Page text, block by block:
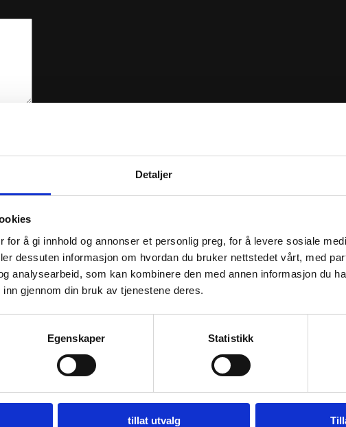
Detaljer
for å gi innhold og annonser et personlig preg, for å levere sosiale
dessuten informasjon om hvordan du bruker nettstedet vårt, med
analysearbeid, som kan kombinere den med annen informasjon du
gjennom din bruk av tjenestene deres.
Egenskaper Statistikk
tillat utvalg